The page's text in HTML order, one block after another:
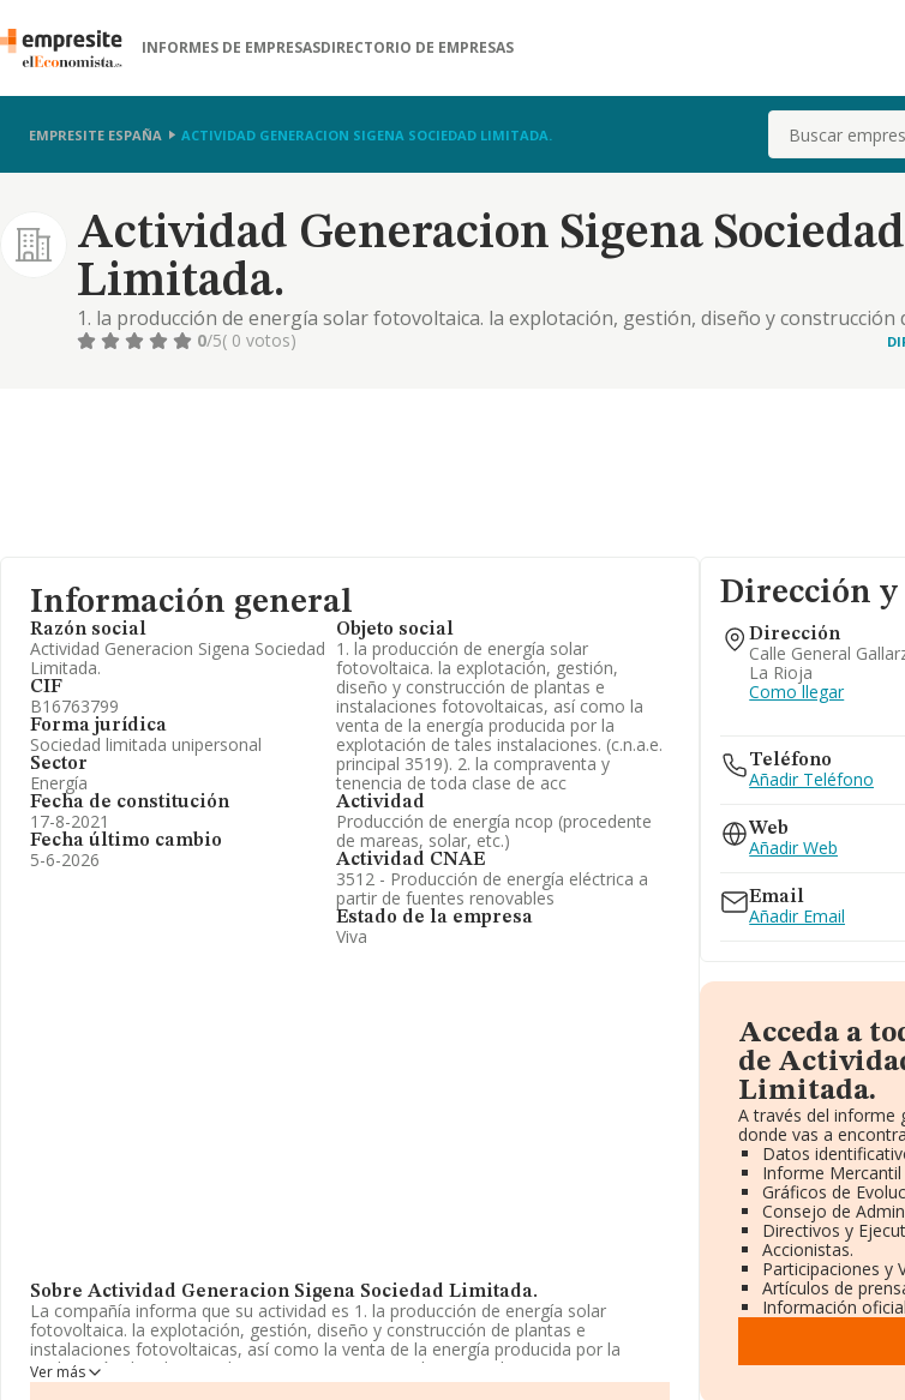
INFORMES DE EMPRESASDIRECTORIO DE EMPRESAS
EMPRESITE ESPAÑA ACTIVIDAD GENERACION SIGENA SOCIEDAD LIMITADA. Buscar
Actividad Generacion Sigena Sociedad
Limitada.
1. la producción de energía solar fotovoltaica. la explotación, gestión, diseño y construcción
plantas e instalaciones fotovoltaicas, así como la venta de la energía producida por la
0/5( 0 votos)
Información general
Razón social
Actividad Generacion Sigena Sociedad
Limitada.
CIF
B16763799
Forma jurídica
Sociedad limitada unipersonal
Sector
Energía
Fecha de constitución
17-8-2021
Fecha último cambio
5-6-2026
Objeto social
1. la producción de energía solar
fotovoltaica. la explotación, gestión,
diseño y construcción de plantas e
instalaciones fotovoltaicas, así como la
venta de la energía producida por la
explotación de tales instalaciones. (c.n.a.e.
principal 3519). 2. la compraventa y
tenencia de toda clase de acc
Actividad
Producción de energía ncop (procedente
de mareas, solar, etc.)
Actividad CNAE
3512 - Producción de energía eléctrica a
partir de fuentes renovables
Estado de la empresa
Viva
Sobre Actividad Generacion Sigena Sociedad Limitada.
La compañía informa que su actividad es 1. la producción de energía solar
fotovoltaica. la explotación, gestión, diseño y construcción de plantas e
instalaciones fotovoltaicas, así como la venta de la energía producida por la
explotación de tales instalaciones. (c.n.a.e. principal 3519). 2. la compraventa y
tenencia de toda clase de acc. La empresa aparece inscrita en el Registro
Ver más
Dirección y
Dirección
Calle General
La Rioja
Como llegar
Teléfono
Añadir Teléfono
Web
Añadir Web
Email
Añadir Email
Acceda a
de
Limitada.
A través del informe
donde vas a
Datos
Informe Mercantil
Gráficos de
Consejo de
Directivos y
Accionistas.
Participaciones y
Artículos de
Información